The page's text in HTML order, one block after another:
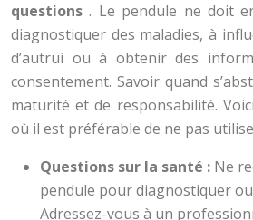
questions. Le pendule ne doit
diagnostiquer des maladies, à
d’autrui ou à obtenir des
consentement. Savoir quand
maturité et de responsabilité.
où il est préférable de ne pas
Questions sur la santé : Ne
pendule pour diagnostiquer
Adressez-vous à un